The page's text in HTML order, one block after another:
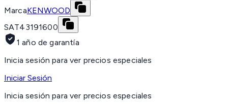
MarcaKENWOOD
SAT43191600
1 año de garantía
Inicia sesión para ver precios especiales
Iniciar Sesión
Inicia sesión para ver precios especiales